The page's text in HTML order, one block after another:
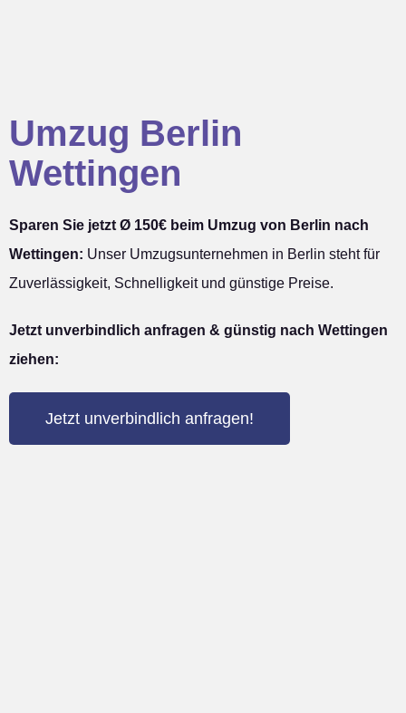
Umzug Berlin
Wettingen
Sparen Sie jetzt Ø 150€ beim Umzug von Berlin nach
Wettingen: Unser Umzugsunternehmen in Berlin steht für
Zuverlässigkeit, Schnelligkeit und günstige Preise.
Jetzt unverbindlich anfragen & günstig nach Wettingen
ziehen:
Jetzt unverbindlich anfragen!